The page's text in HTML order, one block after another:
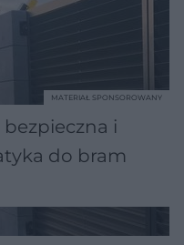
bezpieczna i
do bram
MATERIAŁ SPONSOROWANY